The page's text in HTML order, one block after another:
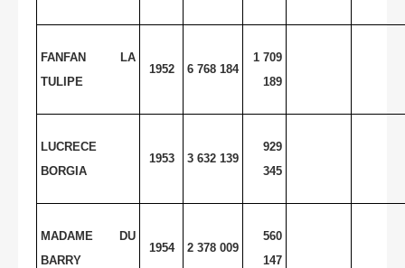
FANFAN LA
TULIPE
1952 6 768 184
1 709
189
LUCRECE
BORGIA
1953 3 632 139
929
345
MADAME DU
BARRY
1954 2 378 009
560
147